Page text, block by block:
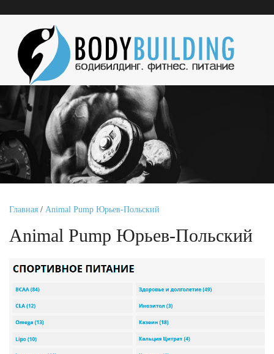
Главная / Animal Pump Юрьев-Польский
Animal Pump Юрьев-Польский